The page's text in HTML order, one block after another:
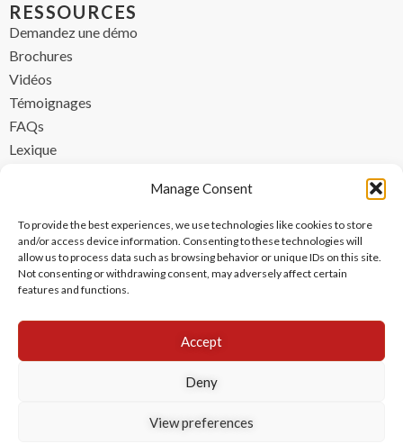
Manage Consent
To provide the best experiences, we use technologies like cookies to store
and/or access device information. Consenting to these technologies will
allow us to process data such as browsing behavior or unique IDs on this site.
Not consenting or withdrawing consent, may adversely affect certain
features and functions.
Accept
Deny
View preferences
RESSOURCES
Demandez une démo
Brochures
Vidéos
Témoignages
FAQs
Lexique
FR +33 (0) 1 84 17 45 32
UK +44 (0) 203 445 0535